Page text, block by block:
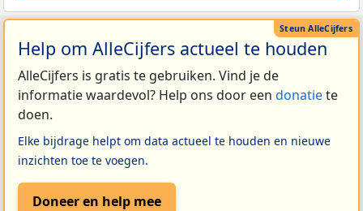
Help om AlleCijfers actueel te houden
AlleCijfers is gratis te gebruiken. Vind je de
informatie waardevol? Help ons door een donatiete
doen.
Elke bijdrage helpt om data actueel te houden en nieuwe
inzichten toe te voegen.
Doneer en help mee